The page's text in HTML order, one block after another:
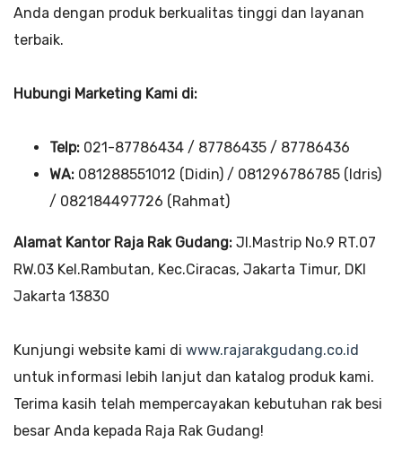
Anda dengan produk berkualitas tinggi dan layanan
terbaik.
Hubungi Marketing Kami di:
Telp: 021-87786434 / 87786435 / 87786436
WA: 081288551012 (Didin) / 081296786785 (Idris)
/ 082184497726 (Rahmat)
Alamat Kantor Raja Rak Gudang: Jl.Mastrip No.9 RT.07
RW.03 Kel.Rambutan, Kec.Ciracas, Jakarta Timur, DKI
Jakarta 13830
Kunjungi website kami di www.rajarakgudang.co.id
untuk informasi lebih lanjut dan katalog produk kami.
Terima kasih telah mempercayakan kebutuhan rak besi
besar Anda kepada Raja Rak Gudang!